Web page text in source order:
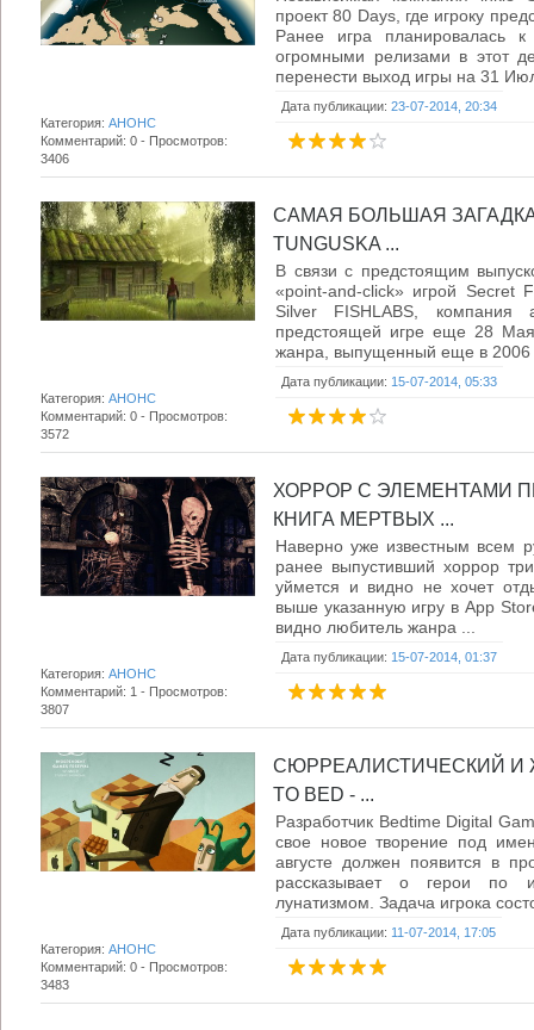
проект 80 Days, где игроку
Ранее игра
огромными релизами в этот
перенести выход игры на 31
Дата публикации: 23-07-2014, 20:34
Категория: АНОНС
Комментарий: 0 - Просмотров:
3406
САМАЯ БОЛЬШАЯ ЗАГАДКА
TUNGUSKA ...
В связи с предстоящим
«point-and-click» игрой Secret
Silver FISHLABS, компания
предстоящей игре еще 28
жанра, выпущенный еще в 2006
Дата публикации: 15-07-2014, 05:33
Категория: АНОНС
Комментарий: 0 - Просмотров:
3572
ХОРРОР С ЭЛЕМЕНТАМИ
КНИГА МЕРТВЫХ ...
Наверно уже известным всем
ранее выпустивший хоррор
уймется и видно не хочет
выше указанную игру в App
видно любитель жанра ...
Дата публикации: 15-07-2014, 01:37
Категория: АНОНС
Комментарий: 1 - Просмотров:
3807
СЮРРЕАЛИСТИЧЕСКИЙ И
TO BED - ...
Разработчик Bedtime Digital
свое новое творение под
августе должен появится в
рассказывает о герои по
лунатизмом. Задача игрока
Дата публикации: 11-07-2014, 17:05
Категория: АНОНС
Комментарий: 0 - Просмотров:
3483